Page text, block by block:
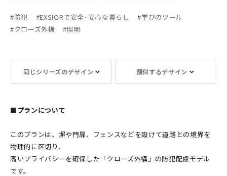
#防犯 #EXSIORで安全･安心な暮らし #学びのツール
#クローズ外構 #照明
同じシリーズのデザイン 類似するデザイン
■プランについて
このプランは、塀や門扉、フェンスなどを設けて道路との境界を
物理的に区切り、
高いプライバシーを確保した「クローズ外構」の防犯配慮モデル
です。